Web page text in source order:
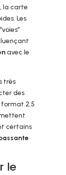
, la carte
Les
avec le
très
des
format 2,5
certains
le